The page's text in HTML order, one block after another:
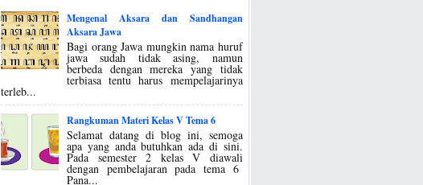
Mengenal Aksara dan Sandhangan
Aksara Jawa
Bagi orang Jawa mungkin nama huruf
jawa sudah tidak asing, namun
berbeda dengan mereka yang tidak
terbiasa tentu harus mempelajarinya
terleb...
Rangkuman Materi Kelas V Tema 6
Selamat datang di blog ini, semoga
apa yang anda butuhkan ada di sini.
Pada semester 2 kelas V diawali
dengan pembelajaran pada tema 6
Pana...